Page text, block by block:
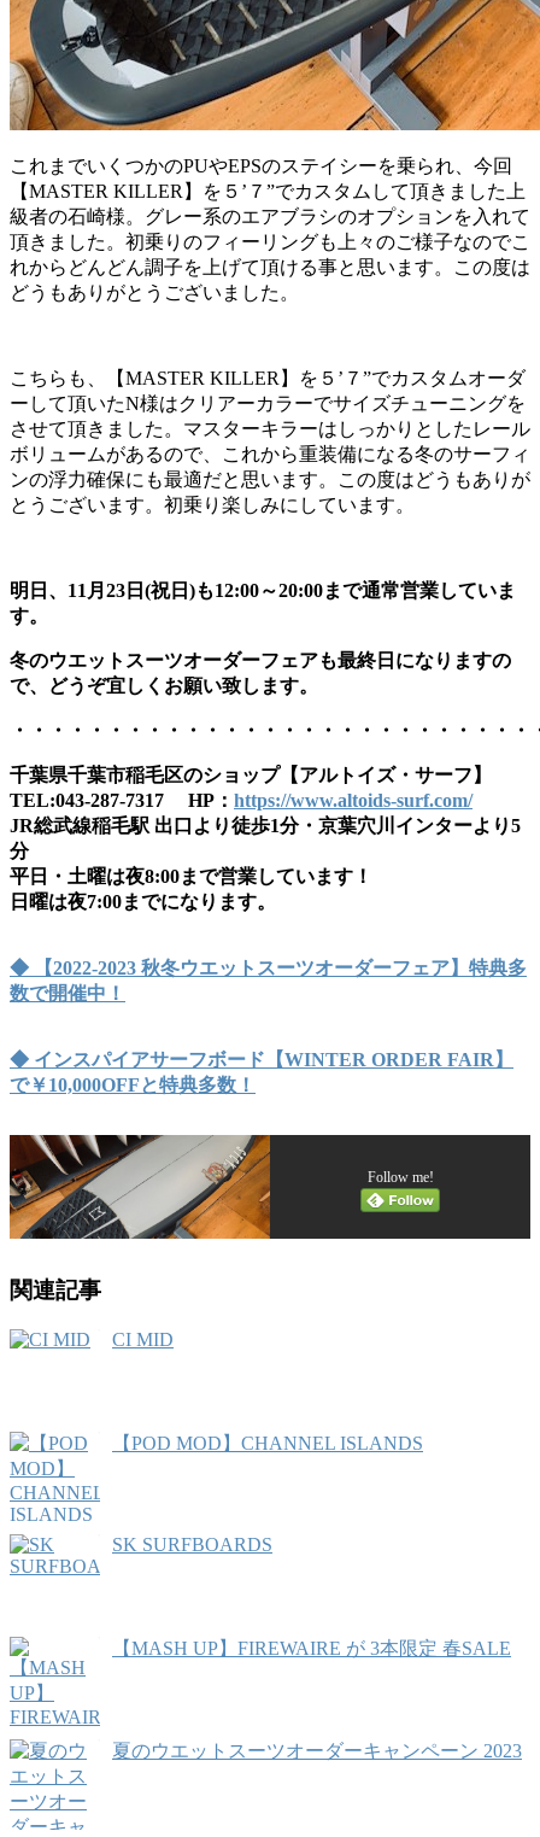
これまでいくつかのPUやEPSのステイシーを乗られ、今回
【MASTER KILLER】を５’７”でカスタムして頂きました上
級者の石崎様。グレー系のエアブラシのオプションを入れて
頂きました。初乗りのフィーリングも上々のご様子なのでこ
れからどんどん調子を上げて頂ける事と思います。この度は
どうもありがとうございました。
こちらも、【MASTER KILLER】を５’７”でカスタムオーダ
ーして頂いたN様はクリアーカラーでサイズチューニングを
させて頂きました。マスターキラーはしっかりとしたレール
ボリュームがあるので、これから重装備になる冬のサーフィ
ンの浮力確保にも最適だと思います。この度はどうもありが
とうございます。初乗り楽しみにしています。
明日、11月23日(祝日)も12:00～20:00まで通常営業していま
す。
冬のウエットスーツオーダーフェアも最終日になりますの
で、どうぞ宜しくお願い致します。
・・・・・・・・・・・・・・・・・・・・・・・・・・
千葉県千葉市稲毛区のショップ【アルトイズ・サーフ】
TEL:043-287-7317 HP： https://www.altoids-surf.com/
JR総武線稲毛駅 出口より徒歩1分・京葉穴川インターより5
分
平日・土曜は夜8:00まで営業しています！
日曜は夜7:00までになります。
◆ 【2022-2023 秋冬ウエットスーツオーダーフェア】特典多
数で開催中！
◆ インスパイアサーフボード【WINTER ORDER FAIR】
で￥10,000OFFと特典多数！
Follow me!
関連記事
CI MID
【POD MOD】CHANNEL ISLANDS
SK SURFBOARDS
【MASH UP】FIREWAIRE が 3本限定 春SALE
夏のウエットスーツオーダーキャンペーン 2023